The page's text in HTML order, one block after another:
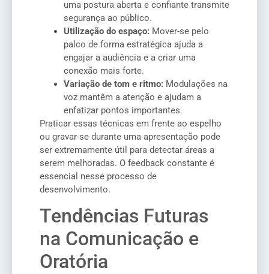
uma postura aberta e confiante transmite
segurança ao público.
Utilização do espaço: Mover-se pelo
palco de forma estratégica ajuda a
engajar a audiência e a criar uma
conexão mais forte.
Variação de tom e ritmo: Modulações na
voz mantêm a atenção e ajudam a
enfatizar pontos importantes.
Praticar essas técnicas em frente ao espelho
ou gravar-se durante uma apresentação pode
ser extremamente útil para detectar áreas a
serem melhoradas. O feedback constante é
essencial nesse processo de
desenvolvimento.
Tendências Futuras
na Comunicação e
Oratória